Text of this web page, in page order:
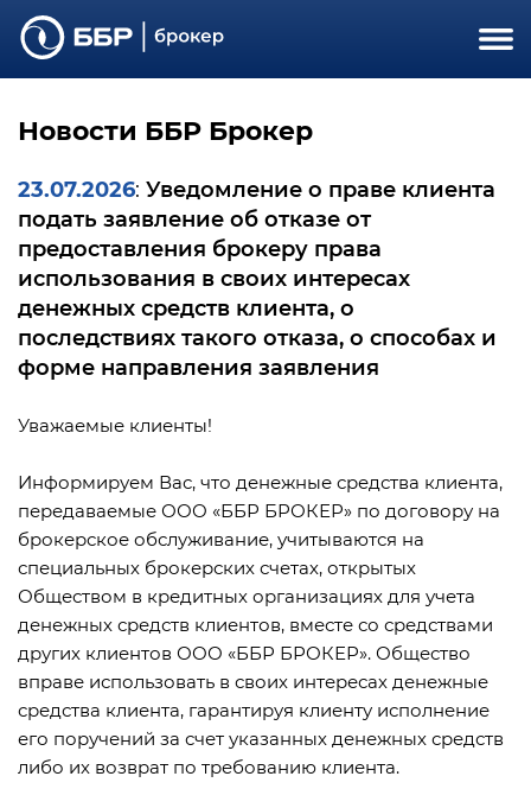
Новости ББР Брокер
23.07.2026: Уведомление о праве клиента
подать заявление об отказе от
предоставления брокеру права
использования в своих интересах
денежных средств клиента, о
последствиях такого отказа, о способах и
форме направления заявления
Уважаемые клиенты!
Информируем Вас, что денежные средства клиента,
передаваемые ООО «ББР БРОКЕР» по договору на
брокерское обслуживание, учитываются на
специальных брокерских счетах, открытых
Обществом в кредитных организациях для учета
денежных средств клиентов, вместе со средствами
других клиентов ООО «ББР БРОКЕР». Общество
вправе использовать в своих интересах денежные
средства клиента, гарантируя клиенту исполнение
его поручений за счет указанных денежных средств
либо их возврат по требованию клиента.